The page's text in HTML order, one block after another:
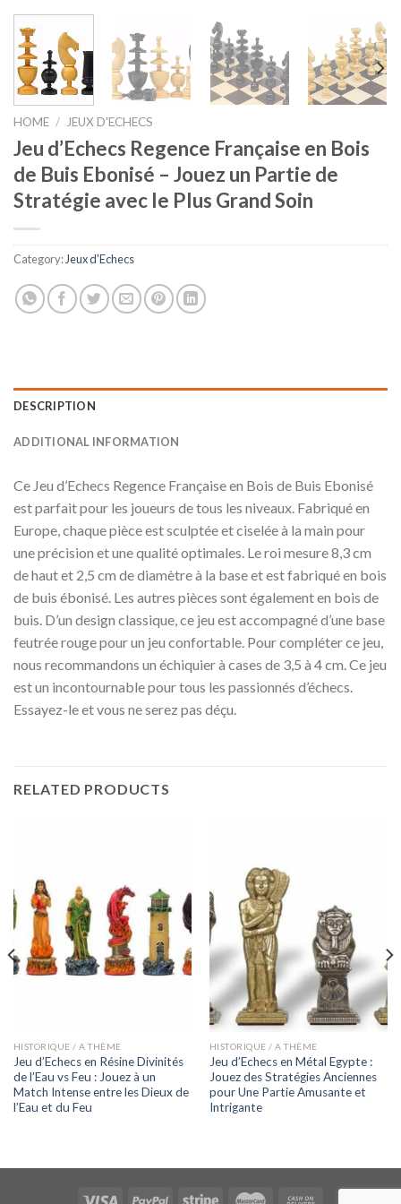
HOME / JEUX D'ECHECS
Jeu d’Echecs Regence Française en Bois
de Buis Ebonisé – Jouez un Partie de
Stratégie avec le Plus Grand Soin
Category: Jeux d'Echecs
DESCRIPTION
ADDITIONAL INFORMATION
Ce Jeu d’Echecs Regence Française en Bois de Buis Ebonisé
est parfait pour les joueurs de tous les niveaux. Fabriqué en
Europe, chaque pièce est sculptée et ciselée à la main pour
une précision et une qualité optimales. Le roi mesure 8,3 cm
de haut et 2,5 cm de diamètre à la base et est fabriqué en bois
de buis ébonisé. Les autres pièces sont également en bois de
buis. D’un design classique, ce jeu est accompagné d’une base
feutrée rouge pour un jeu confortable. Pour compléter ce jeu,
nous recommandons un échiquier à cases de 3,5 à 4 cm. Ce jeu
est un incontournable pour tous les passionnés d’échecs.
Essayez-le et vous ne serez pas déçu.
RELATED PRODUCTS
HISTORIQUE / A THÈME
Jeu d’Echecs en Résine Divinités
de l’Eau vs Feu : Jouez à un
Match Intense entre les Dieux de
l’Eau et du Feu
HISTORIQUE / A THÈME
Jeu d’Echecs en Métal Egypte :
Jouez des Stratégies Anciennes
pour Une Partie Amusante et
Intrigante